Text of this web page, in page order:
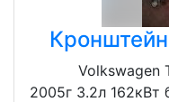
Volkswagen
2005г 3.2л